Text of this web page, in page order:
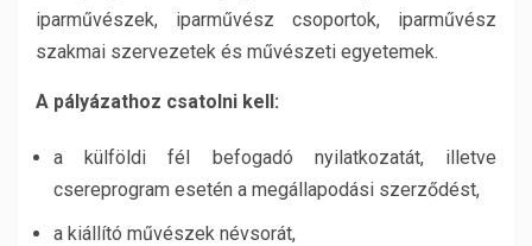
iparművészek, iparművész csoportok, iparművész
szakmai szervezetek és művészeti egyetemek.
A pályázathoz csatolni kell:
a külföldi fél befogadó nyilatkozatát, illetve
csereprogram esetén a megállapodási szerződést,
a kiállító művészek névsorát,